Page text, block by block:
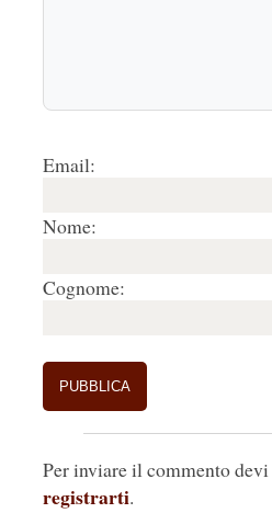
Email:
Nome:
Cognome:
Per inviare il commento devi
registrarti.